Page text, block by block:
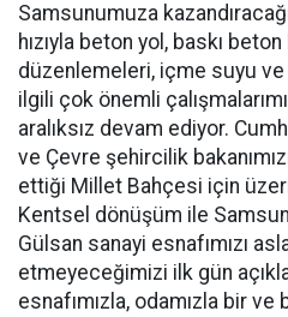
Samsunumuza
hızıyla beton yol, baskı
düzenlemeleri, içme suyu
ilgili çok önemli
aralıksız devam ediyor.
ve Çevre şehircilik
ettiği Millet Bahçesi için
Kentsel dönüşüm ile
Gülsan sanayi esnafımızı
etmeyeceğimizi ilk gün
esnafımızla, odamızla bir ve